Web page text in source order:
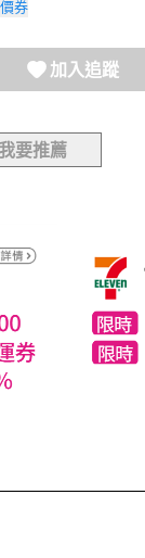
券
加入追蹤
我要推薦